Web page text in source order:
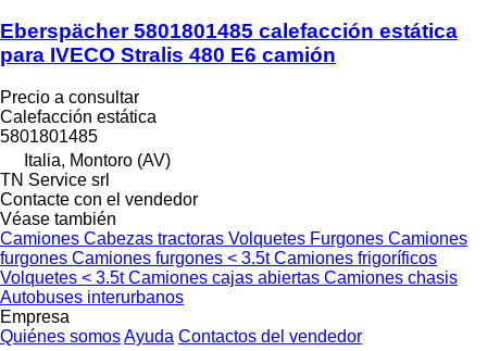
Eberspächer 5801801485 calefacción estática
para IVECO Stralis 480 E6 camión
Precio a consultar
Calefacción estática
5801801485
Italia, Montoro (AV)
TN Service srl
Contacte con el vendedor
Véase también
Camiones Cabezas tractoras Volquetes Furgones Camiones
furgones Camiones furgones < 3.5tCamiones frigoríficos
Volquetes < 3.5tCamiones cajas abiertas Camiones chasis
Autobuses interurbanos
Empresa
Quiénes somosAyuda Contactos del vendedor